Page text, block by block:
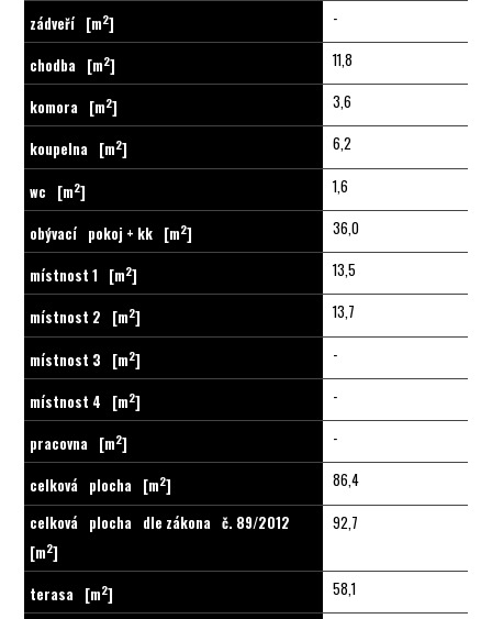
zádveří [m2] -
chodba [m2] 11,8
komora [m2] 3,6
koupelna [m2] 6,2
wc [m2] 1,6
obývací pokoj + kk [m2] 36,0
místnost 1 [m2] 13,5
místnost 2 [m2] 13,7
místnost 3 [m2] -
místnost 4 [m2] -
pracovna [m2] -
celková plocha [m2] 86,4
celková plocha dle zákona č. 89/2012
[m2]
92,7
terasa [m2] 58,1